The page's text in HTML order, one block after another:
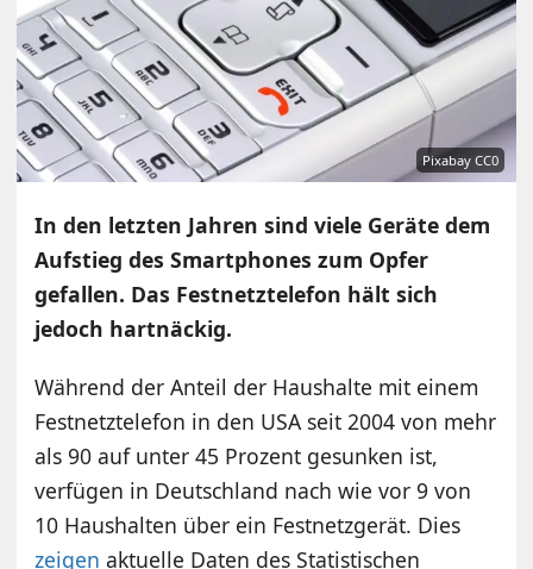
Pixabay CC0
In den letzten Jahren sind viele Geräte dem
Aufstieg des Smartphones zum Opfer
gefallen. Das Festnetztelefon hält sich
jedoch hartnäckig.
Während der Anteil der Haushalte mit einem
Festnetztelefon in den USA seit 2004 von mehr
als 90 auf unter 45 Prozent gesunken ist,
verfügen in Deutschland nach wie vor 9 von
10 Haushalten über ein Festnetzgerät. Dies
zeigen aktuelle Daten des Statistischen